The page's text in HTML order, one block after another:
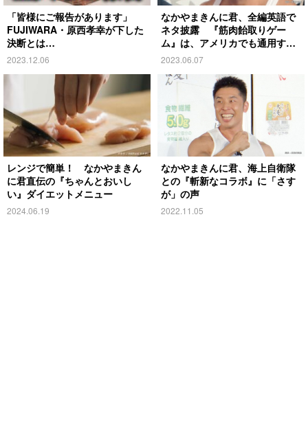
「皆様にご報告があります」
FUJIWARA・原西孝幸が下した
決断とは…
2023.12.06
なかやまきんに君、全編英語で
ネタ披露 『筋肉飴取りゲー
ム』は、アメリカでも通用す
る？
2023.06.07
レンジで簡単！ なかやまきん
に君直伝の『ちゃんとおいし
い』ダイエットメニュー
2024.06.19
なかやまきんに君、海上自衛隊
との『斬新なコラボ』に「さす
が」の声
2022.11.05